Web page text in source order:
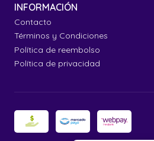
INFORMACIÓN
Contacto
Términos y Condiciones
Política de reembolso
Política de privacidad